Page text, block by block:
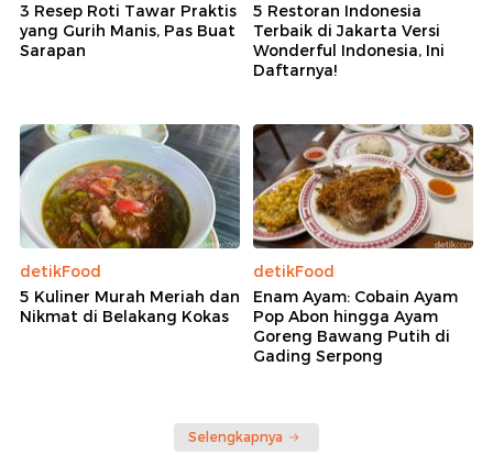
3 Resep Roti Tawar Praktis
yang Gurih Manis, Pas Buat
Sarapan
5 Restoran Indonesia
Terbaik di Jakarta Versi
Wonderful Indonesia, Ini
Daftarnya!
detikFood
5 Kuliner Murah Meriah dan
Nikmat di Belakang Kokas
detikFood
Enam Ayam: Cobain Ayam
Pop Abon hingga Ayam
Goreng Bawang Putih di
Gading Serpong
Selengkapnya